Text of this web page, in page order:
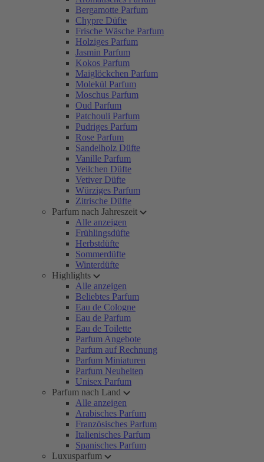
Bergamotte Parfum
Chypre Düfte
Frische Wäsche Parfum
Holziges Parfum
Jasmin Parfum
Kokos Parfum
Maiglöckchen Parfum
Molekül Parfum
Moschus Parfum
Oud Parfum
Patchouli Parfum
Pudriges Parfum
Rose Parfum
Sandelholz Düfte
Vanille Parfum
Veilchen Düfte
Vetiver Düfte
Würziges Parfum
Zitrische Düfte
Parfum nach Jahreszeit
Alle anzeigen
Frühlingsdüfte
Herbstdüfte
Sommerdüfte
Winterdüfte
Highlights
Alle anzeigen
Beliebtes Parfum
Eau de Cologne
Eau de Parfum
Eau de Toilette
Parfum Angebote
Parfum auf Rechnung
Parfum Miniaturen
Parfum Neuheiten
Unisex Parfum
Parfum nach Land
Alle anzeigen
Arabisches Parfum
Französisches Parfum
Italienisches Parfum
Spanisches Parfum
Luxusparfum